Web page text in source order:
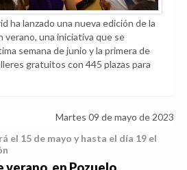
ha lanzado una nueva edición de la
verano, una iniciativa que se
semana de junio y la primera de
gratuitos con 445 plazas para
Martes 09 de mayo de 2023
el 15 de mayo y hasta el día 19 el